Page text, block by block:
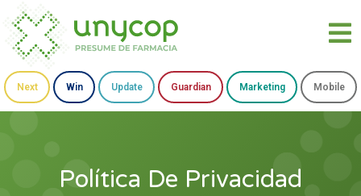
Next Win Update Guardian Marketing Mobile
Política De Privacidad